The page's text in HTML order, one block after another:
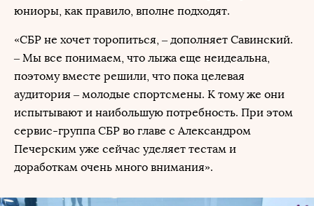
юниоры, как правило, вполне подходят.
«СБР не хочет торопиться, – дополняет Савинский.
– Мы все понимаем, что лыжа еще неидеальна,
поэтому вместе решили, что пока целевая
аудитория – молодые спортсмены. К тому же они
испытывают и наибольшую потребность. При этом
сервис-группа СБР во главе с Александром
Печерским уже сейчас уделяет тестам и
доработкам очень много внимания».